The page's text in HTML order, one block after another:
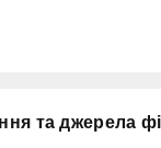
під час
пацієнтів і
та джерела